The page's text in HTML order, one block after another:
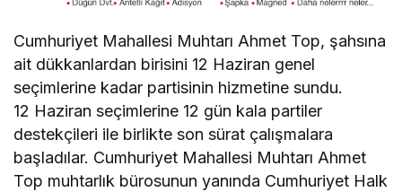
Cumhuriyet Mahallesi Muhtarı Ahmet Top, şahsına
ait dükkanlardan birisini 12 Haziran genel
seçimlerine kadar partisinin hizmetine sundu.
12 Haziran seçimlerine 12 gün kala partiler
destekçileri ile birlikte son sürat çalışmalara
başladılar. Cumhuriyet Mahallesi Muhtarı Ahmet
Top muhtarlık bürosunun yanında Cumhuriyet Halk